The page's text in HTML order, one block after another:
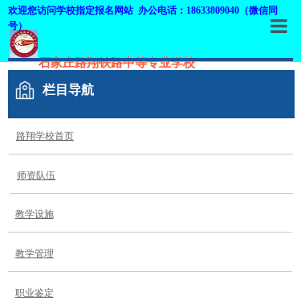
石家庄路翔铁路中等专业学校
欢迎您访问学校指定报名网站 办公电话：18633809040（微信同
号）
首页
招
教
栏目导航
路翔学校首页
师资队伍
教学管理
教学设施
职业鉴定